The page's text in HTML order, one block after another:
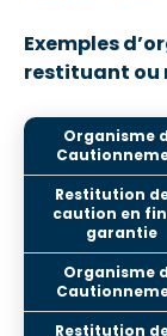
Exemples
restituant ou